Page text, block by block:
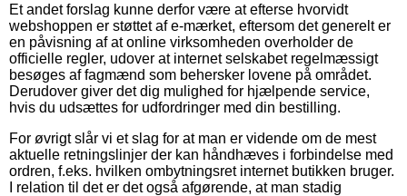
Et andet forslag kunne derfor være at efterse hvorvidt
webshoppen er støttet af e-mærket, eftersom det generelt er
en påvisning af at online virksomheden overholder de
officielle regler, udover at internet selskabet regelmæssigt
besøges af fagmænd som behersker lovene på området.
Derudover giver det dig mulighed for hjælpende service,
hvis du udsættes for udfordringer med din bestilling.
For øvrigt slår vi et slag for at man er vidende om de mest
aktuelle retningslinjer der kan håndhæves i forbindelse med
ordren, f.eks. hvilken ombytningsret internet butikken bruger.
I relation til det er det også afgørende, at man stadig